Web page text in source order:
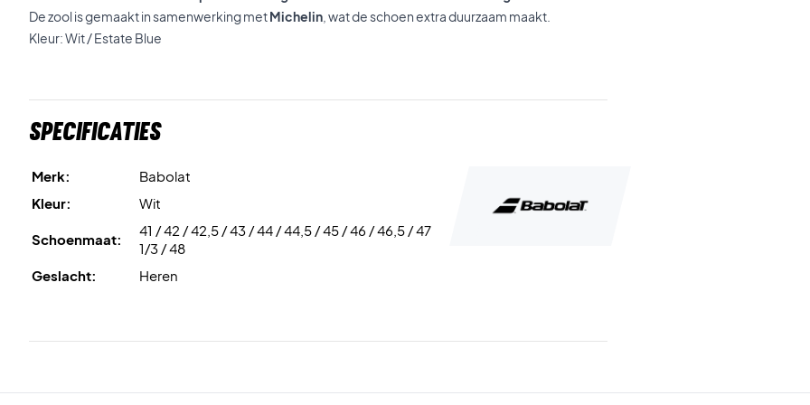
De zool is gemaakt in samenwerking metMichelin , wat de schoen extra duurzaam maakt.
Kleur: Wit / Estate Blue
Specificaties
Merk:
Babolat
Kleur:
Wit
Schoenmaat:
41 / 42 / 42,5 / 43 / 44 / 44,5 / 45 / 46 / 46,5 / 47
1/3 / 48
Geslacht:
Heren